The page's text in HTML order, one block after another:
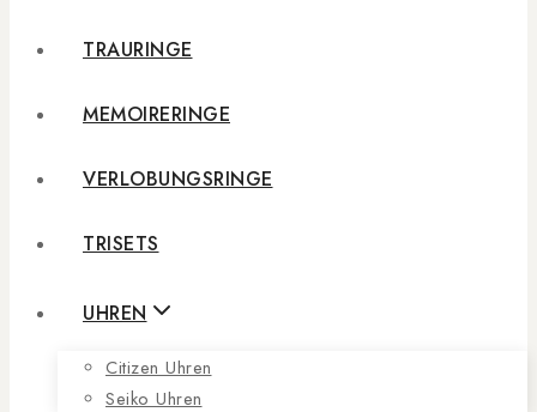
TRAURINGE
MEMOIRERINGE
VERLOBUNGSRINGE
TRISETS
UHREN
Citizen Uhren
Seiko Uhren